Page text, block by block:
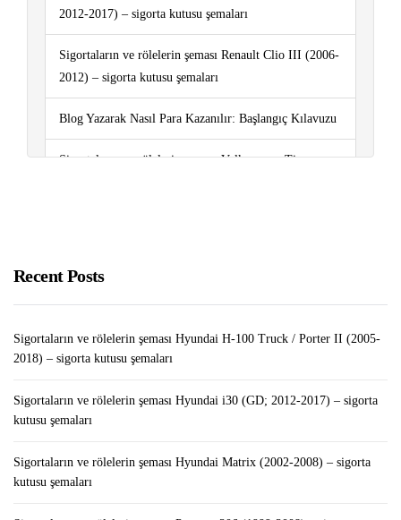
2012-2017) – sigorta kutusu şemaları
Sigortaların ve rölelerin şeması Renault Clio III (2006-
2012) – sigorta kutusu şemaları
Blog Yazarak Nasıl Para Kazanılır: Başlangıç ​​Kılavuzu
Sigortaların ve rölelerin şeması Volkswagen Tiguan
Kontrol Edilir / Düzenlenir / Silinir
Recent Posts
Sigortaların ve rölelerin şeması Hyundai H-100 Truck / Porter II (2005-
2018) – sigorta kutusu şemaları
Sigortaların ve rölelerin şeması Hyundai i30 (GD; 2012-2017) – sigorta
kutusu şemaları
Sigortaların ve rölelerin şeması Hyundai Matrix (2002-2008) – sigorta
kutusu şemaları